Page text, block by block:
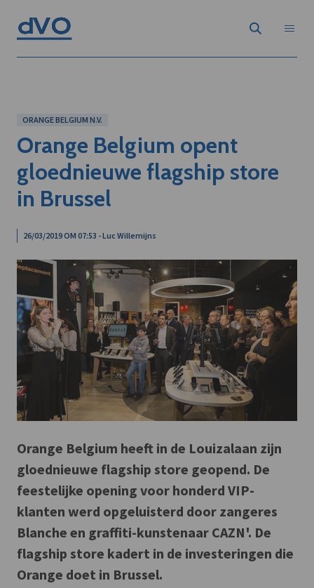
ORANGE BELGIUM N.V.
Orange Belgium opent
gloednieuwe flagship store
in Brussel
26/03/2019 OM 07:53 - Luc Willemijns
Orange Belgium heeft in de Louizalaan zijn
gloednieuwe flagship store geopend. De
feestelijke opening voor honderd VIP-
klanten werd opgeluisterd door zangeres
Blanche en graffiti-kunstenaar CAZN'. De
flagship store kadert in de investeringen die
Orange doet in Brussel.